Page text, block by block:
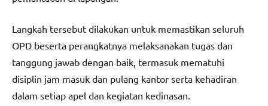
Langkah tersebut dilakukan untuk memastikan seluruh
OPD beserta perangkatnya melaksanakan tugas dan
tanggung jawab dengan baik, termasuk mematuhi
disiplin jam masuk dan pulang kantor serta kehadiran
dalam setiap apel dan kegiatan kedinasan.